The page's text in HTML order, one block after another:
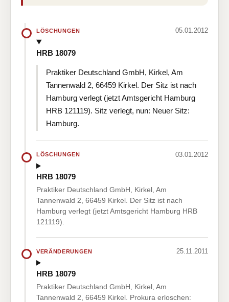
LÖSCHUNGEN 05.01.2012
HRB 18079
Praktiker Deutschland GmbH, Kirkel, Am
Tannenwald 2, 66459 Kirkel. Der Sitz ist nach
Hamburg verlegt (jetzt Amtsgericht Hamburg
HRB 121119). Sitz verlegt, nun: Neuer Sitz:
Hamburg.
LÖSCHUNGEN 03.01.2012
HRB 18079
Praktiker Deutschland GmbH, Kirkel, Am
Tannenwald 2, 66459 Kirkel. Der Sitz ist nach
Hamburg verlegt (jetzt Amtsgericht Hamburg HRB
121119).
VERÄNDERUNGEN 25.11.2011
HRB 18079
Praktiker Deutschland GmbH, Kirkel, Am
Tannenwald 2, 66459 Kirkel. Prokura erloschen: